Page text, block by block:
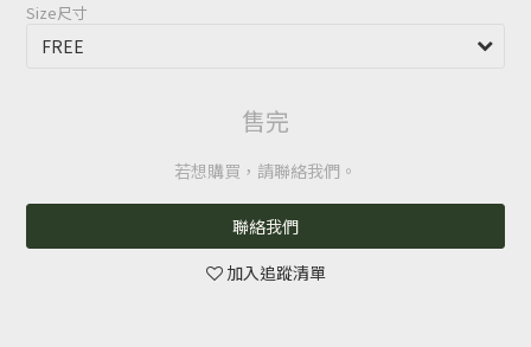
Size尺寸
售完
若想購買，請聯絡我們。
聯絡我們
加入追蹤清單